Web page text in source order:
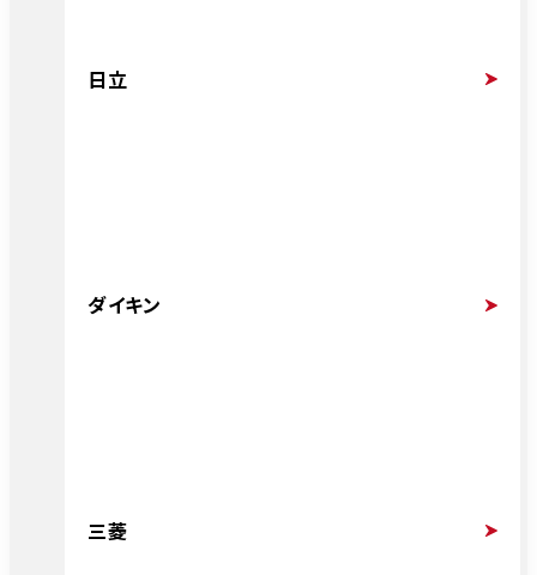
日立
ダイキン
三菱